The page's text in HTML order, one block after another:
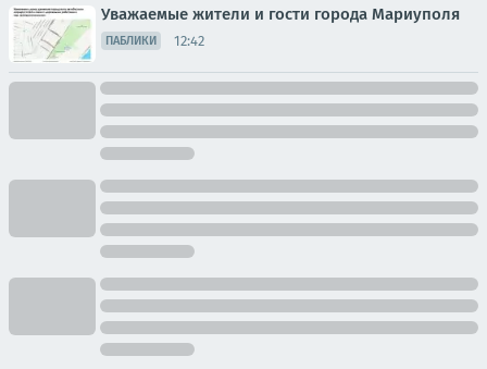
Уважаемые жители и гости города Мариуполя
ПАБЛИКИ 12:42